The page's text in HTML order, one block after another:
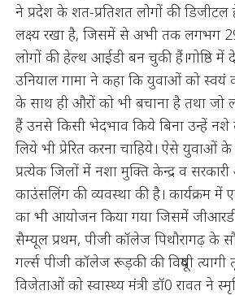
ने प्रदेश के शत-प्रतिशत लोगों की
लक्ष्य रखा है, जिसमें से अभी तक लगभग
लोगों की हेल्थ आईडी बन चुकी हैं।गोष्ठि में
उनियाल गामा ने कहा कि युवाओं को स्वयं
के साथ ही औरों को भी बचाना है तथा जो
हैं उनसे किसी भेदभाव किये बिना उन्हें
लिये भी प्रेरित करना चाहिये। ऐसे युवाओं
प्रत्येक जिलों में नशा मुक्ति केन्द्र व
काउंसलिंग की व्यवस्था की है। कार्यक्रम में
का भी आयोजन किया गया जिसमें
सैम्यूल प्रथम, पीजी कॉलेज पिथौरागढ़ के
गर्ल्स पीजी कॉलेज रूड़की की विदूषी त्यागी
विजेताओं को स्वास्थ्य मंत्री डॉ0 रावत ने